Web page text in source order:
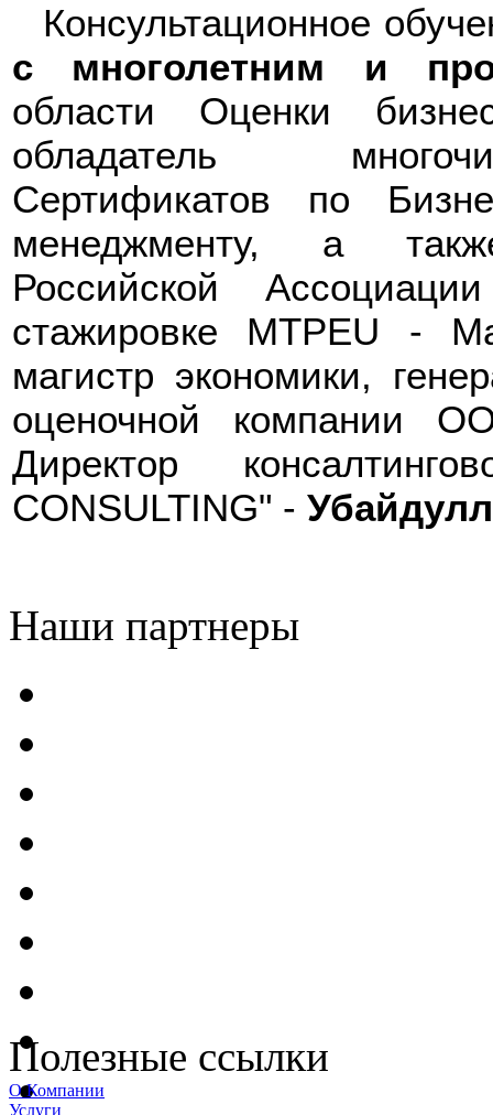
Консультационное
с многолетним и
области Оценки
обладатель
Сертификатов по
менеджменту, а
Российской
стажировке MTPEU -
магистр экономики,
оценочной компании
Директор
CONSULTING" -
Наши партнеры
Полезные ссылки
О Компании
Услуги